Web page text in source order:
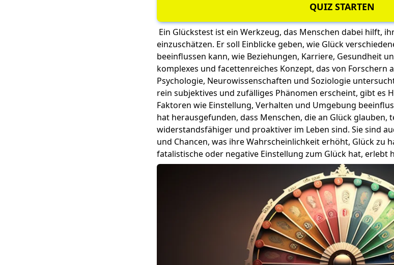
QUIZ STARTEN
Ein Glückstest ist ein Werkzeug, das Menschen dabei hilft,
einzuschätzen. Er soll Einblicke geben, wie Glück
beeinflussen kann, wie Beziehungen, Karriere, Gesundheit
komplexes und facettenreiches Konzept, das von Forschern
Psychologie, Neurowissenschaften und Soziologie
rein subjektives und zufälliges Phänomen erscheint, gibt es
Faktoren wie Einstellung, Verhalten und Umgebung
hat herausgefunden, dass Menschen, die an Glück glauben,
widerstandsfähiger und proaktiver im Leben sind. Sie sind
und Chancen, was ihre Wahrscheinlichkeit erhöht, Glück zu
fatalistische oder negative Einstellung zum Glück hat, erlebt